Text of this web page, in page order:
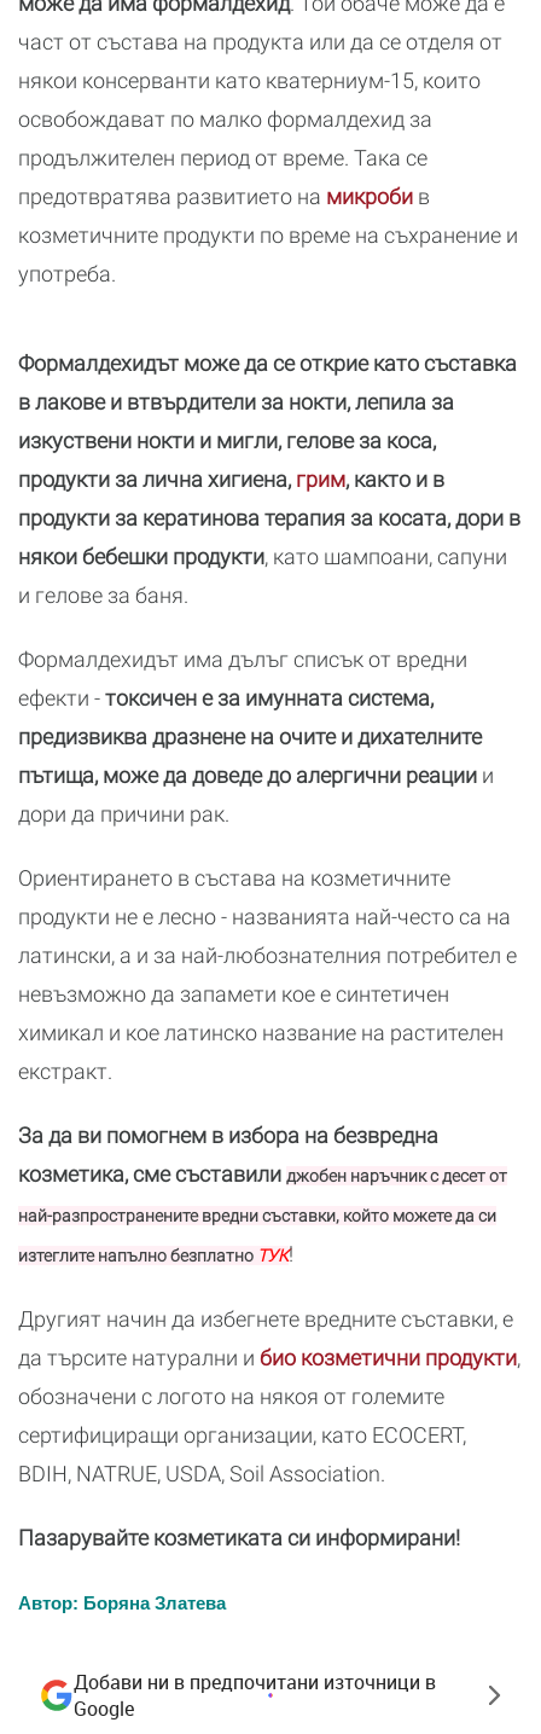
част от състава на продукта или да се отделя от
някои консерванти като кватерниум-15, които
освобождават по малко формалдехид за
продължителен период от време. Така се
предотвратява развитието на микроби в
козметичните продукти по време на съхранение и
употреба.
Формалдехидът може да се открие като съставка
в лакове и втвърдители за нокти, лепила за
изкуствени нокти и мигли, гелове за коса,
продукти за лична хигиена,грим, както и в
продукти за кератинова терапия за косата, дори в
някои бебешки продукти, като шампоани, сапуни
и гелове за баня.
Формалдехидът има дълъг списък от вредни
ефекти -токсичен е за имунната система,
предизвиква дразнене на очите и дихателните
пътища, може да доведе до алергични реации и
дори да причини рак.
Ориентирането в състава на козметичните
продукти не е лесно - названията най-често са на
латински, а и за най-любознателния потребител е
невъзможно да запамети кое е синтетичен
химикал и кое латинско название на растителен
екстракт.
За да ви помогнем в избора на безвредна
козметика, сме съставили джобен наръчник с десет от
най-разпространените вредни съставки, който можете да си
изтеглите напълно безплатно ТУК!
Другият начин да избегнете вредните съставки, е
да търсите натурални и био козметични продукти,
обозначени с логото на някоя от големите
сертифициращи организации, като ECOCERT,
BDIH, NATRUE, USDA, Soil Association.
Пазарувайте козметиката си информирани!
Автор: Боряна Златева
Добави ни в предпочитани източници в
Google